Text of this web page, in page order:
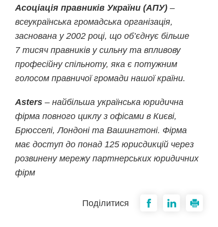
Асоціація правників України (АПУ)–
всеукраїнська громадська організація,
заснована у 2002 році, що об’єднує більше
7 тисяч правників у сильну та впливову
професійну спільноту, яка є потужним
голосом правничої громади нашої країни.
Asters – найбільша українська юридична
фірма повного циклу з офісами в Києві,
Брюсселі, Лондоні та Вашингтоні. Фірма
має доступ до понад 125 юрисдикцій через
розвинену мережу партнерських юридичних
фірм
Поділитися